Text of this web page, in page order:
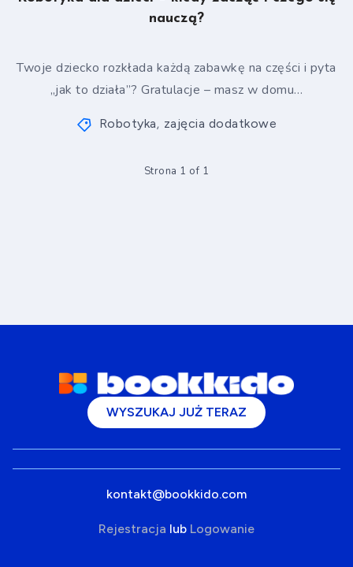
nauczą?
Twoje dziecko rozkłada każdą zabawkę na części i pyta
„jak to działa”? Gratulacje – masz w domu…
Robotyka, zajęcia dodatkowe
Strona 1 of 1
WYSZUKAJ JUŻ TERAZ
kontakt@bookkido.com
Rejestracja lub Logowanie